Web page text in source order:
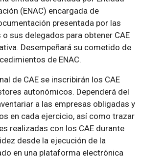
(ENAC) encargada de
presentada por las
sus delegados para obtener CAE
Desempeñará su cometido de
de ENAC.
de CAE se inscribirán los CAE
autonómicos. Dependerá del
a las empresas obligadas y
en cada ejercicio, así como trazar
realizadas con los CAE durante
desde la ejecución de la
en una plataforma electrónica